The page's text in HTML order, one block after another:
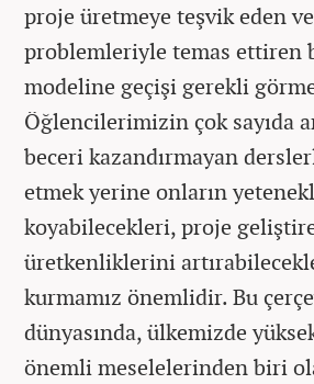
proje üretmeye teşvik eden
problemleriyle temas ettiren
modeline geçişi gerekli
Öğlencilerimizin çok sayıda
beceri kazandırmayan
etmek yerine onların
koyabilecekleri, proje
üretkenliklerini
kurmamız önemlidir. Bu
dünyasında, ülkemizde
önemli meselelerinden biri